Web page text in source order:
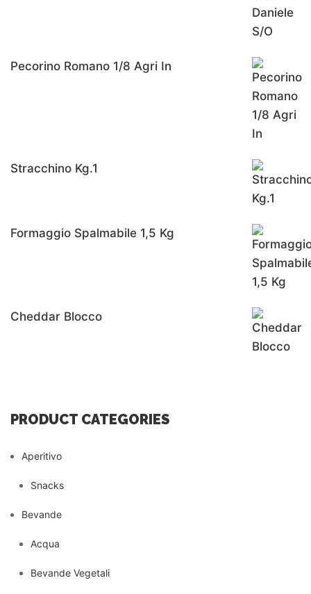
Pecorino Romano 1/8 Agri In
Stracchino Kg.1
Formaggio Spalmabile 1,5 Kg
Cheddar Blocco
PRODUCT CATEGORIES
Aperitivo
Snacks
Bevande
Acqua
Bevande Vegetali